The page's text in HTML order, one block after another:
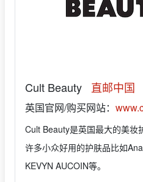
Cult Beauty 直邮中国
英国官网/购买网站：
Cult Beauty是英国最大的美妆
许多小众好用的护肤品比如
KEVYN AUCOIN等。